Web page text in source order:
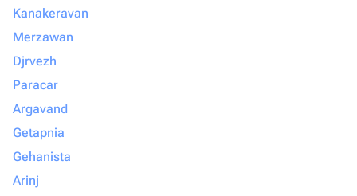
Kanakeravan
Merzawan
Djrvezh
Paracar
Argavand
Getapnia
Gehanista
Arinj